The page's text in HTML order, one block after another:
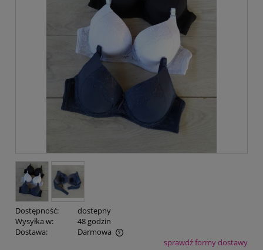
Dostępność:
dostepny
Wysyłka w:
48 godzin
Dostawa:
Darmowa
Cena nie zawiera ewentualnych kosztów płatnościsprawdź formy dostawy